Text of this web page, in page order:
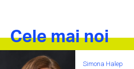
Cele mai noi
Simona Halep